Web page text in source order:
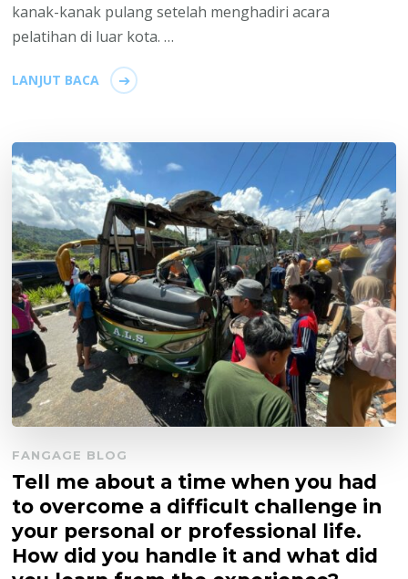
kanak-kanak pulang setelah menghadiri acara
pelatihan di luar kota. …
LANJUT BACA
FANGAGE BLOG
Tell me about a time when you had
to overcome a difficult challenge in
your personal or professional life.
How did you handle it and what did